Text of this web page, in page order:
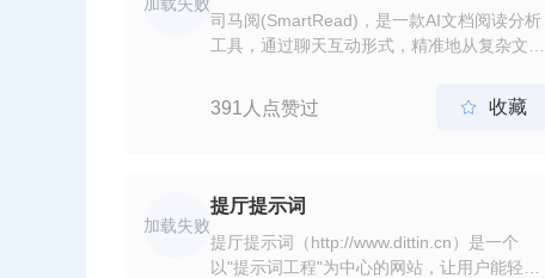
司马阅(SmartRead)，是一款AI文档阅读分析
工具，通过聊天互动形式，精准地从复杂文档
间及便捷获取创新灵感，高效应用于工作、学
习场景，如读行业市场报告、产品手册、法律
391人点赞过  收藏
加载失败
提厅提示词
提厅提示词（http://www.dittin.cn）是一个
以"提示词工程"为中心的网站，让用户能轻松